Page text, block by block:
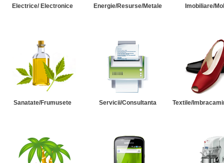
Electrice/ Electronice Energie/Resurse/Metale Imobiliare/
Sanatate/Frumusete Servicii/Consultanta Textile/